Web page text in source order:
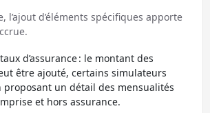
l’ajout d’éléments spécifiques apporte
d’assurance : le montant des
être ajouté, certains simulateurs
proposant un détail des mensualités
et hors assurance.